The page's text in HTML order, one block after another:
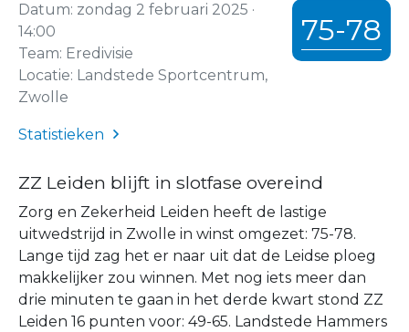
75-78
Datum: zondag 2 februari 2025 ·
14:00
Team: Eredivisie
Locatie: Landstede Sportcentrum,
Zwolle
Statistieken
ZZ Leiden blijft in slotfase overeind
Zorg en Zekerheid Leiden heeft de lastige
uitwedstrijd in Zwolle in winst omgezet: 75-78.
Lange tijd zag het er naar uit dat de Leidse ploeg
makkelijker zou winnen. Met nog iets meer dan
drie minuten te gaan in het derde kwart stond ZZ
Leiden 16 punten voor: 49-65. Landstede Hammers